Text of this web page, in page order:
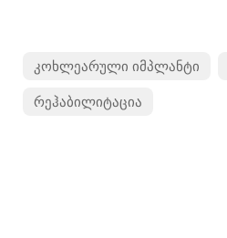
კოხლეარული იმპლანტი
რეჰაბილიტაცია